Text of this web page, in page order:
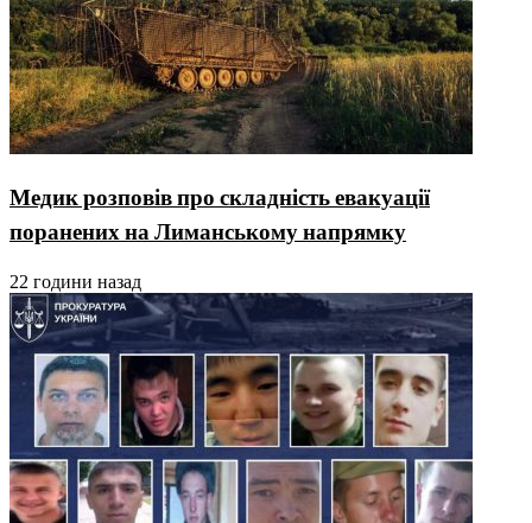
Медик розповів про складність евакуації
поранених на Лиманському напрямку
22 години назад